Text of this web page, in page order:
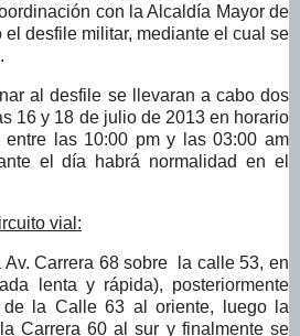
con la Alcaldía Mayor de
el desfile militar, mediante el cual se
al desfile se llevaran a cabo dos
16 y 18 de julio de 2013 en horario
entre las 10:00 pm y las 03:00 am
el día habrá normalidad en el
vial:
Carrera 68 sobre la calle 53, en
lenta y rápida), posteriormente
la Calle 63 al oriente, luego la
Carrera 60 al sur y finalmente se